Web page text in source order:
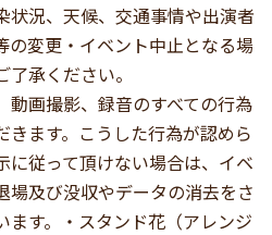
状況、天候、交通事情や出演者
の変更・イベント中止となる場
承ください。
動画撮影、録音のすべての行為
きます。こうした行為が認めら
に従って頂けない場合は、イベ
場及び没収やデータの消去をさ
ます。・スタンド花（アレンジ